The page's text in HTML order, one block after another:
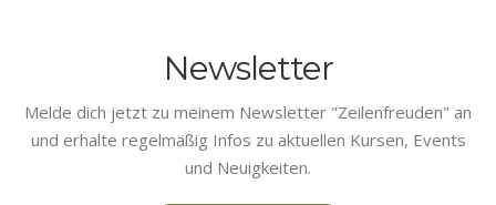
Newsletter
Melde dich jetzt zu meinem Newsletter "Zeilenfreuden" an
und erhalte regelmäßig Infos zu aktuellen Kursen, Events
und Neuigkeiten.